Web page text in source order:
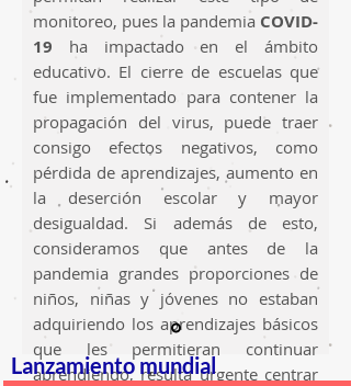
monitoreo, pues la pandemia COVID-
19 ha impactado en el ámbito
educativo. El cierre de escuelas que
fue implementado para contener la
propagación del virus, puede traer
consigo efectos negativos, como
pérdida de aprendizajes, aumento en
la deserción escolar y mayor
desigualdad. Si además de esto,
consideramos que antes de la
pandemia grandes proporciones de
niños, niñas y jóvenes no estaban
adquiriendo los aprendizajes básicos
que les permitieran continuar
aprendiendo, resulta urgente centrar
Lanzamiento mundial